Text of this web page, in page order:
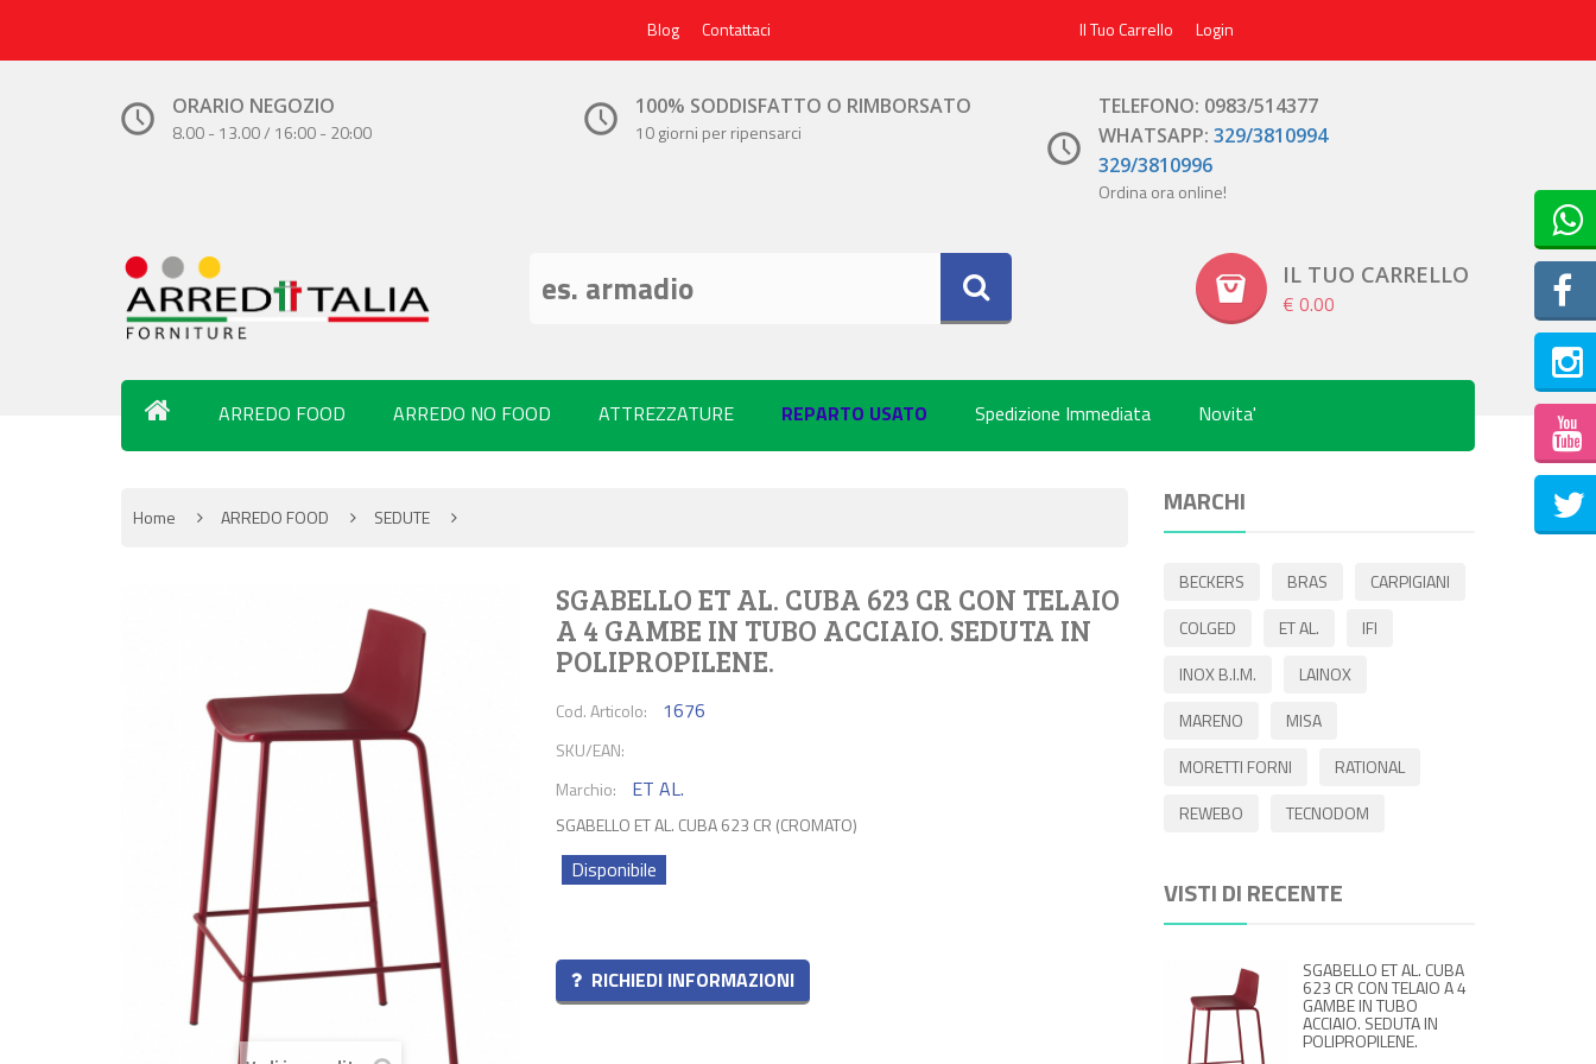
Blog Contattaci Il Tuo Carrello Login
ORARIO NEGOZIO
8.00 - 13.00 / 16:00 - 20:00
100% SODDISFATTO O RIMBORSATO
10 giorni per ripensarci
TELEFONO: 0983/514377
WHATSAPP: 329/3810994
329/3810996
Ordina ora online!
IL TUO CARRELLO
€ 0.00
ARREDO FOOD ARREDO NO FOOD ATTREZZATURE REPARTO USATO Spedizione Immediata Novita'
Home ARREDO FOOD SEDUTE
SGABELLO ET AL. CUBA 623 CR CON TELAIO
A 4 GAMBE IN TUBO ACCIAIO. SEDUTA IN
POLIPROPILENE.
Cod. Articolo: 1676
SKU/EAN:
Marchio:
ET AL.
SGABELLO ET AL. CUBA 623 CR (CROMATO)
Disponibile
RICHIEDI INFORMAZIONI
MARCHI
BECKERS BRAS
CARPIGIANI
COLGED
ET AL.
IFI
INOX B.I.M.
LAINOX
MARENO
MISA
MORETTI FORNI
RATIONAL
REWEBO
TECNODOM
VISTI DI RECENTE
SGABELLO ET AL. CUBA
623 CR CON TELAIO A 4
GAMBE IN TUBO
ACCIAIO. SEDUTA IN
POLIPROPILENE.